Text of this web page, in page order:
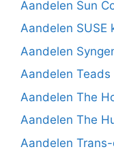
Aandelen Sun
Aandelen SUSE
Aandelen
Aandelen Teads
Aandelen The
Aandelen The
Aandelen